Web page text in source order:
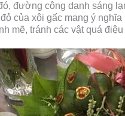
đường công danh sáng
của xôi gấc mang ý
mẽ, tránh các vật quá